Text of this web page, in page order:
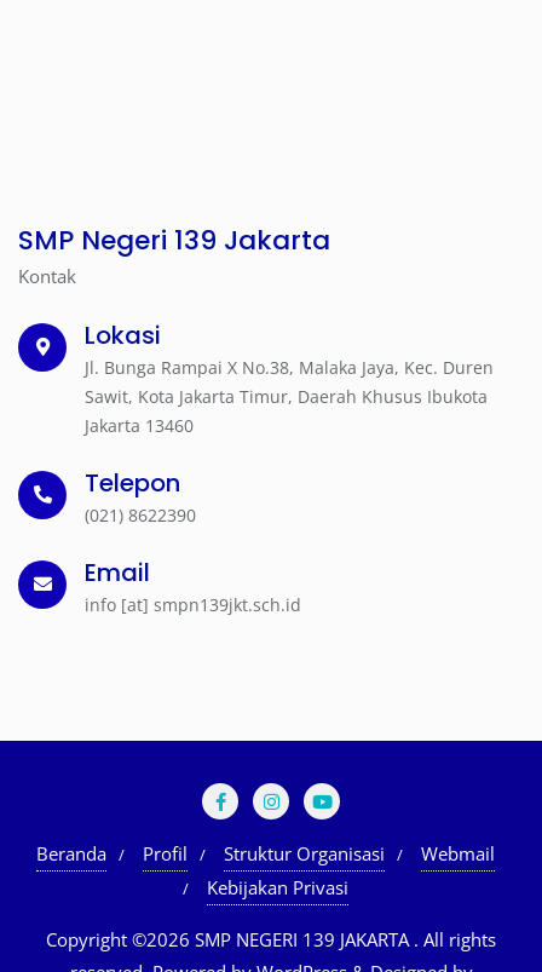
SMP Negeri 139 Jakarta
Kontak
Lokasi
Jl. Bunga Rampai X No.38, Malaka Jaya, Kec. Duren
Sawit, Kota Jakarta Timur, Daerah Khusus Ibukota
Jakarta 13460
Telepon
(021) 8622390
Email
info [at] smpn139jkt.sch.id
Beranda Profil Struktur Organisasi
Webmail
Kebijakan Privasi
Copyright ©2026 SMP NEGERI 139 JAKARTA . All rights